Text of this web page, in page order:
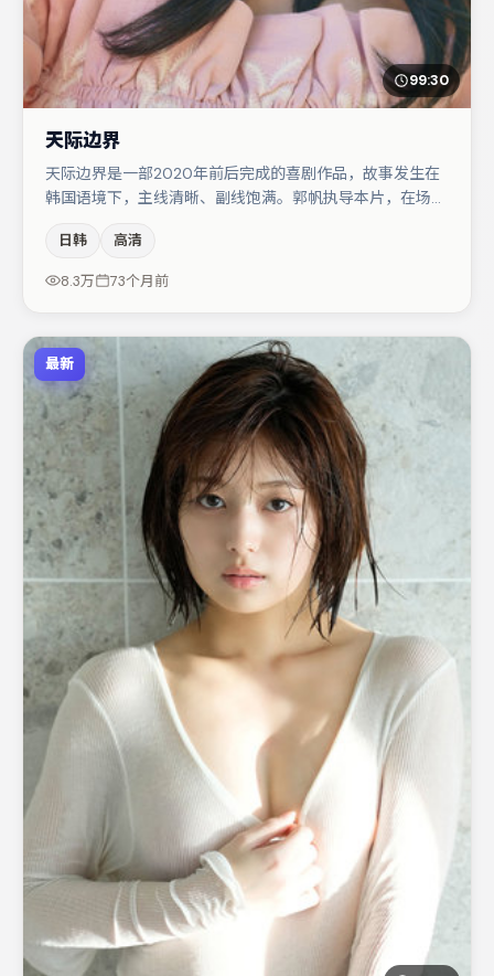
99:30
天际边界
天际边界是一部2020年前后完成的喜剧作品，故事发生在
韩国语境下，主线清晰、副线饱满。郭帆执导本片，在场面
子枫在片中承担叙事驱动，木村拓哉、弗洛伦丝·皮尤分别
提供反差与喜剧/悬疑调剂（视场次而定）。若你偏爱强类
日韩 高清
8.3万 73个月前
最新